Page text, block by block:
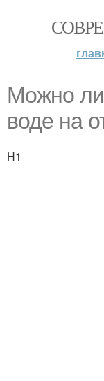
Можно
воде на
H1